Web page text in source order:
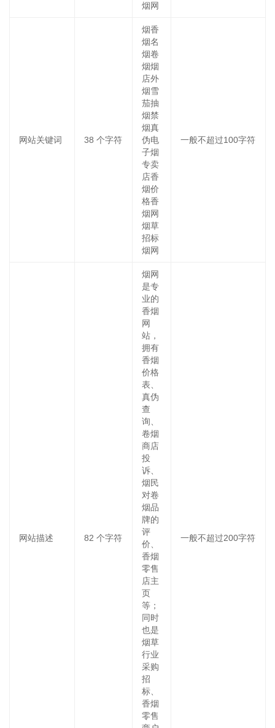
烟网
网站关键词 38 个字符
烟香
烟名
烟卷
烟烟
店外
烟雪
茄抽
烟禁
烟真
伪电
子烟
专卖
店香
烟价
格香
烟网
烟草
招标
烟网
一般不超过100字符
网站描述 82 个字符
烟网
是专
业的
香烟
网
站，
拥有
香烟
价格
表、
真伪
查
询、
卷烟
商店
投
诉、
烟民
对卷
烟品
牌的
评
价、
香烟
零售
店主
页
等；
同时
也是
烟草
行业
采购
招
标、
香烟
零售
一般不超过200字符